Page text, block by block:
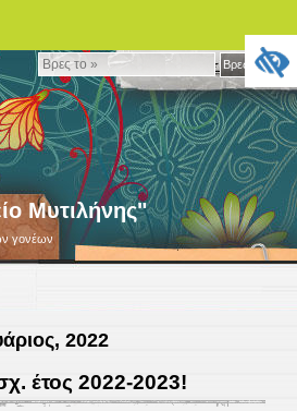
Βρες
το
»
Βρες το »
Μυτιλήνης"
γονέων
2022
έτος 2022-2023!